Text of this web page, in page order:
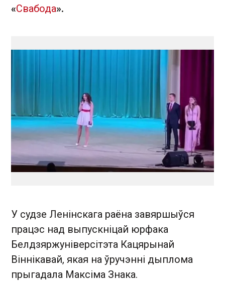
«Свабода».
У судзе Ленінскага раёна завяршыўся
працэс над выпускніцай юрфака
Белдзяржуніверсітэта Кацярынай
Віннікавай, якая на ўручэнні дыплома
прыгадала Максіма Знака.